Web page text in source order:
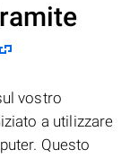
vostro
a utilizzare
Questo